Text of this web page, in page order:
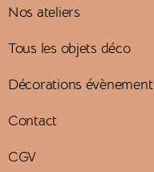
Nos ateliers
Tous les objets déco
Décorations évènement
Contact
CGV